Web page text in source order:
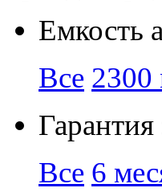
Емкость
Все
Гарантия
Все 6